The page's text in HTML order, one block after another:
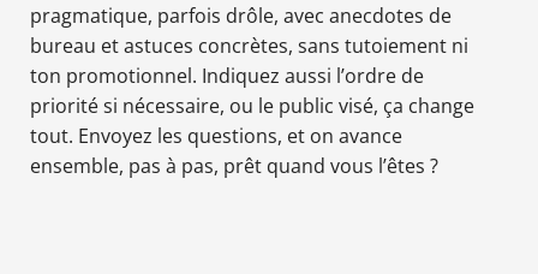
pragmatique, parfois drôle, avec anecdotes de
bureau et astuces concrètes, sans tutoiement ni
ton promotionnel. Indiquez aussi l’ordre de
priorité si nécessaire, ou le public visé, ça change
tout. Envoyez les questions, et on avance
ensemble, pas à pas, prêt quand vous l’êtes ?